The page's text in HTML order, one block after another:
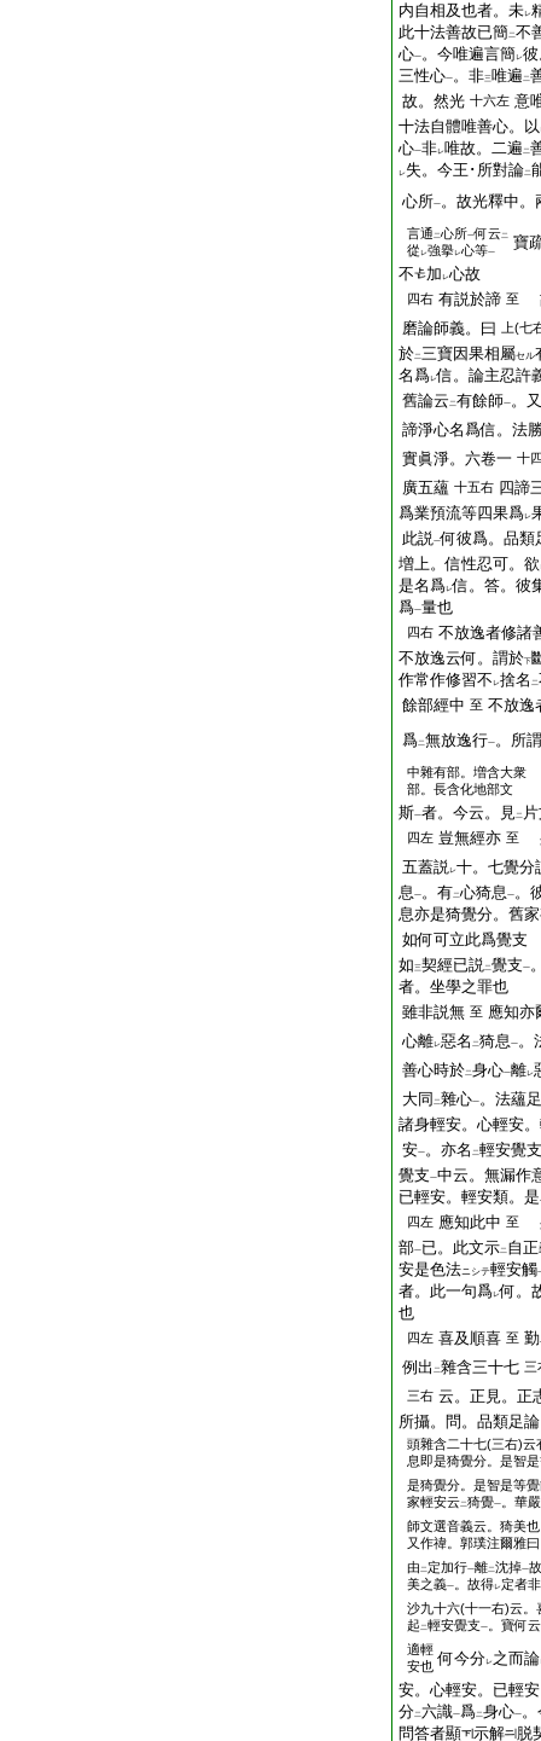
内自相及也者。未レ
此十法善故已簡二不
心一。今唯遍言簡レ
三性心一。非三唯遍 二
故。然光 十六左 意
十法自體唯善心。以
心一非レ唯故。二遍 二
レ失。今王･所對論二
心所一。故光釋中。
言通 二心所一何云二
從 レ強擧レ心等一
寶
不
加 レ心故
四右 有説於諦 至
磨論師義。曰
上(七
於二三寶因果相屬セル
名爲レ信。論主忍許
舊論云 二有餘師一。
諦淨心名爲信。法
實眞淨。六卷一 十
廣五蘊 十五右 四諦
爲業預流等四果爲レ
此説一何彼爲。品類
増上。信性忍可。欲
是名爲レ信。答。彼
爲一量也
四右 不放逸者修
不放逸云何。謂於下
作常作修習不 レ捨名 二
餘部經中 至 不放
爲二無放逸行一。所
中雜有部。増含大衆
部。長含化地部文
斯一者。今云。見二
四左 豈無經亦 至
五蓋説レ十。七覺分
息一。有二心猗息一。
息亦是猗覺分。舊
如何可立此爲覺支
如三契經已説二覺支一
者。坐學之罪也
雖非説無 至 應知
心離レ惡名 二猗息一。
善心時於二身心一離レ
大同 二雜心一。法蘊
諸身輕安。心輕安
安一。亦名 二輕安覺支
覺支一中云。無漏作
已輕安。輕安類。
四左 應知此中 至
部一已。此文示二 自
安是色法ニシテ輕安觸
者。此一句爲レ何。
也
四左 喜及順喜 至
例出 二雜含三十七 三
三右 云。正見。正
所攝。問。品類足
頭雜含二十七(三右)云
息即是猗覺分。是智
是猗覺分。是智是等
家輕安云二猗覺一 。華
師文選音義云。猗美
又作禕。郭璞注爾雅
由 二定加行一離二沈掉一
美之義一 。故得レ定者非
沙九十六(十一右)云。
起 二輕安覺支一 。寶何云
適輕
安也 何今分レ之而論
安。心輕安。已輕
分二六識一爲二身心一。
問答者顯
示解 脱